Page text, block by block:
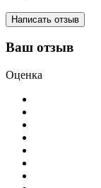
Написать отзыв
Ваш отзыв
Оценка